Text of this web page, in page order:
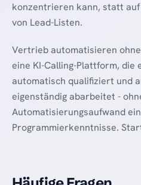
konzentrieren kann, statt
von Lead-Listen.
Vertrieb automatisieren
eine KI-Calling-Plattform, die
automatisch qualifiziert und
eigenständig abarbeitet -
Automatisierungsaufwand
Programmierkenntnisse.